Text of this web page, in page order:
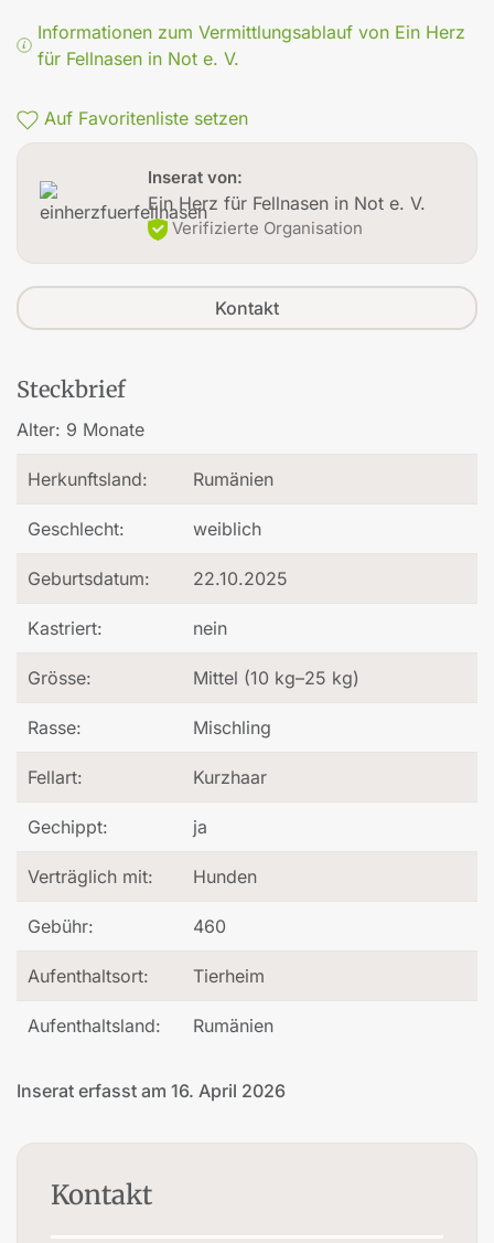
Informationen zum Vermittlungsablauf von Ein Herz
für Fellnasen in Not e. V.
Auf Favoritenliste setzen
Inserat von:
Ein Herz für Fellnasen in Not e. V.
Verifizierte Organisation
Kontakt
Steckbrief
Alter: 9 Monate
Herkunftsland: Rumänien
Geschlecht: weiblich
Geburtsdatum: 22.10.2025
Kastriert: nein
Grösse: Mittel (10 kg–25 kg)
Rasse: Mischling
Fellart: Kurzhaar
Gechippt: ja
Verträglich mit: Hunden
Gebühr: 460
Aufenthaltsort: Tierheim
Aufenthaltsland: Rumänien
Inserat erfasst am 16. April 2026
Kontakt